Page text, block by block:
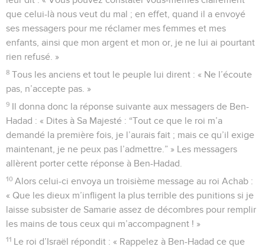
que celui-là nous veut du mal ; en effet, quand il a envoyé
ses messagers pour me réclamer mes femmes et mes
enfants, ainsi que mon argent et mon or, je ne lui ai pourtant
rien refusé. »
8 Tous les anciens et tout le peuple lui dirent : « Ne l’écoute
pas, n’accepte pas. »
9 Il donna donc la réponse suivante aux messagers de Ben-
Hadad : « Dites à Sa Majesté : “Tout ce que le roi m’a
demandé la première fois, je l’aurais fait ; mais ce qu’il exige
maintenant, je ne peux pas l’admettre.” » Les messagers
allèrent porter cette réponse à Ben-Hadad.
10 Alors celui-ci envoya un troisième message au roi Achab :
« Que les dieux m’infligent la plus terrible des punitions si je
laisse subsister de Samarie assez de décombres pour remplir
les mains de tous ceux qui m’accompagnent ! »
11 Le roi d’Israël répondit : « Rappelez à Ben-Hadad ce que